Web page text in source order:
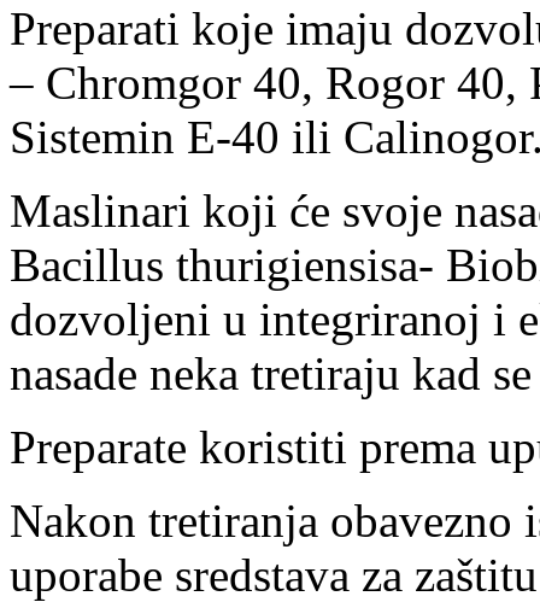
Preparati koje imaju
– Chromgor 40, Rogor 40,
Sistemin E-40 ili
Maslinari koji će svoje
Bacillus thurigiensisa-
dozvoljeni u integriranoj i
nasade neka tretiraju kad
Preparate koristiti prema
Nakon tretiranja
uporabe sredstava za